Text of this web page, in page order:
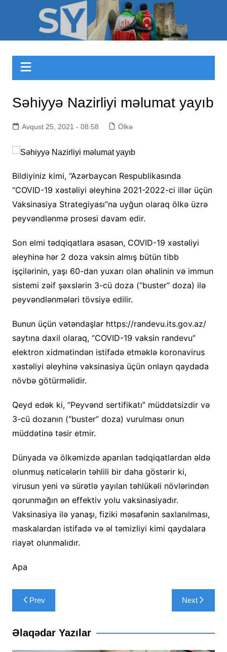
Sizinyol.org
Səhiyyə Nazirliyi məlumat yayıb
Avqust 25, 2021 - 08:58 Ölkə
Bildiyiniz kimi, “Azərbaycan Respublikasında
“COVID-19 xəstəliyi əleyhinə 2021-2022-ci illər üçün
Vaksinasiya Strategiyası”na uyğun olaraq ölkə üzrə
peyvəndlənmə prosesi davam edir.
Son elmi tədqiqatlara əsasən, COVID-19 xəstəliyi
əleyhinə hər 2 doza vaksin almış bütün tibb
işçilərinin, yaşı 60-dan yuxarı olan əhalinin və immun
sistemi zəif şəxslərin 3-cü doza (“buster” doza) ilə
peyvəndlənmələri tövsiyə edilir.
Bunun üçün vətəndaşlar https://randevu.its.gov.az/
saytına daxil olaraq, “COVID-19 vaksin randevu”
elektron xidmətindən istifadə etməklə koronavirus
xəstəliyi əleyhinə vaksinasiya üçün onlayn qaydada
növbə götürməlidir.
Qeyd edək ki, “Peyvənd sertifikatı” müddətsizdir və
3-cü dozanın (“buster” doza) vurulması onun
müddətinə təsir etmir.
Dünyada və ölkəmizdə aparılan tədqiqatlardan əldə
olunmuş nəticələrin təhlili bir daha göstərir ki,
virusun yeni və sürətlə yayılan təhlükəli növlərindən
qorunmağın ən effektiv yolu vaksinasiyadır.
Vaksinasiya ilə yanaşı, fiziki məsafənin saxlanılması,
maskalardan istifadə və əl təmizliyi kimi qaydalara
riayət olunmalıdır.
Apa
Yazı
naviqasiyası
Prev Next
Əlaqədar Yazılar